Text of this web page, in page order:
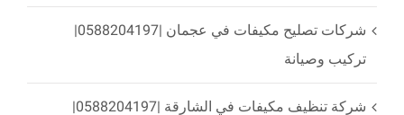
شركات تصليح مكيفات في عجمان |0588204197|
تركيب وصيانة
شركة تنظيف مكيفات في الشارقة |0588204197|